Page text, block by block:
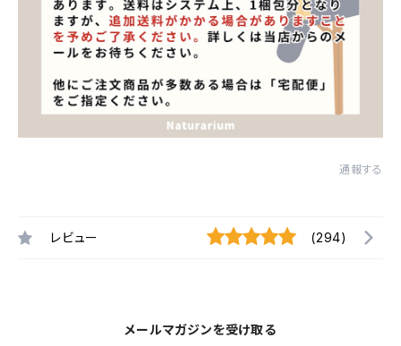
通報する
レビュー (294)
メールマガジンを受け取る